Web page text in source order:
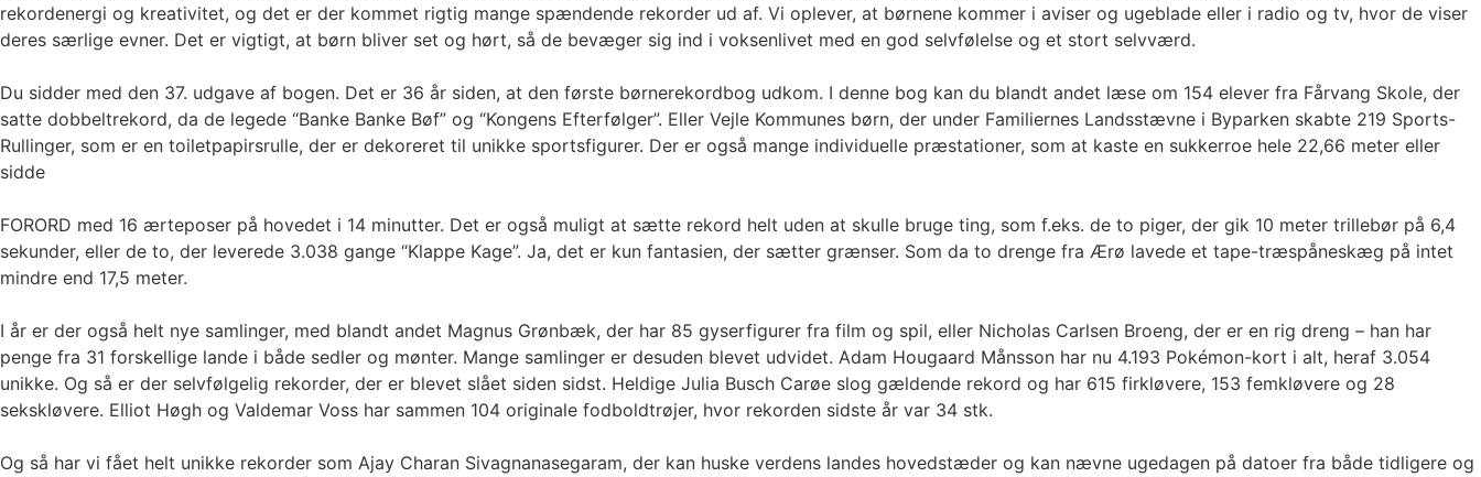
rekordenergi og kreativitet, og det er der kommet rigtig mange spændende rekorder ud af. Vi oplever, at børnene kommer i aviser og ugeblade eller i radio og tv, hvor de viser
deres særlige evner. Det er vigtigt, at børn bliver set og hørt, så de bevæger sig ind i voksenlivet med en god selvfølelse og et stort selvværd.
Du sidder med den 37. udgave af bogen. Det er 36 år siden, at den første børnerekordbog udkom. I denne bog kan du blandt andet læse om 154 elever fra Fårvang Skole, der
satte dobbeltrekord, da de legede “Banke Banke Bøf” og “Kongens Efterfølger”. Eller Vejle Kommunes børn, der under Familiernes Landsstævne i Byparken skabte 219 Sports-
Rullinger, som er en toiletpapirsrulle, der er dekoreret til unikke sportsfigurer. Der er også mange individuelle præstationer, som at kaste en sukkerroe hele 22,66 meter eller
sidde
FORORD med 16 ærteposer på hovedet i 14 minutter. Det er også muligt at sætte rekord helt uden at skulle bruge ting, som f.eks. de to piger, der gik 10 meter trillebør på 6,4
sekunder, eller de to, der leverede 3.038 gange “Klappe Kage”. Ja, det er kun fantasien, der sætter grænser. Som da to drenge fra Ærø lavede et tape-træspåneskæg på intet
mindre end 17,5 meter.
I år er der også helt nye samlinger, med blandt andet Magnus Grønbæk, der har 85 gyserfigurer fra film og spil, eller Nicholas Carlsen Broeng, der er en rig dreng – han har
penge fra 31 forskellige lande i både sedler og mønter. Mange samlinger er desuden blevet udvidet. Adam Hougaard Månsson har nu 4.193 Pokémon-kort i alt, heraf 3.054
unikke. Og så er der selvfølgelig rekorder, der er blevet slået siden sidst. Heldige Julia Busch Carøe slog gældende rekord og har 615 firkløvere, 153 femkløvere og 28
sekskløvere. Elliot Høgh og Valdemar Voss har sammen 104 originale fodboldtrøjer, hvor rekorden sidste år var 34 stk.
Og så har vi fået helt unikke rekorder som Ajay Charan Sivagnanasegaram, der kan huske verdens landes hovedstæder og kan nævne ugedagen på datoer fra både tidligere og